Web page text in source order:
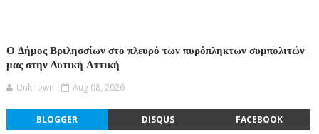
Ο Δήμος Βριλησσίων στο πλευρό των πυρόπληκτων συμπολιτών
μας στην Δυτική Αττική
Unknown Aug 08, 2026
BLOGGER DISQUS FACEBOOK